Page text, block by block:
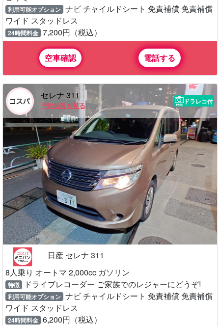
利用可能オプション ナビ チャイルドシート 免責補償 免責補償
ワイド スタッドレス
24時間料金 7,200円（税込）
空車確認 電話する
セレナ 311
予約状況を見る
ドラレコ付
日産 セレナ 311
8人乗り オートマ 2,000cc ガソリン
特徴 ドライブレコーダー ご家族でのレジャーにどうぞ!
利用可能オプション ナビ チャイルドシート 免責補償 免責補償
ワイド スタッドレス
24時間料金 6,200円（税込）